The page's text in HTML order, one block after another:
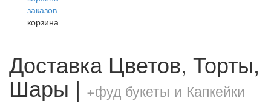
корзина
Доставка Цветов, Торты,
Шары | +фуд букеты и Капкейки